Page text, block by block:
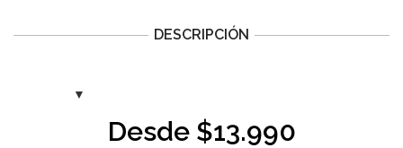
DESCRIPCIÓN
Desde $13.990